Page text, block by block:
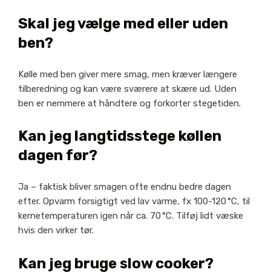
Skal jeg vælge med eller uden
ben?
Kølle med ben giver mere smag, men kræver længere
tilberedning og kan være sværere at skære ud. Uden
ben er nemmere at håndtere og forkorter stegetiden.
Kan jeg langtidsstege køllen
dagen før?
Ja – faktisk bliver smagen ofte endnu bedre dagen
efter. Opvarm forsigtigt ved lav varme, fx 100-120 °C, til
kernetemperaturen igen når ca. 70 °C. Tilføj lidt væske
hvis den virker tør.
Kan jeg bruge slow cooker?